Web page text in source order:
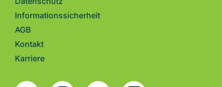
Informationssicherheit
AGB
Kontakt
Karriere